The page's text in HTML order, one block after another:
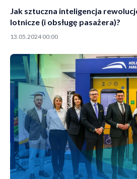
Jak sztuczna inteligencja
lotnicze (i obsługę pasażera)?
13.05.2024 00:00